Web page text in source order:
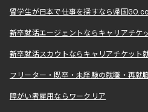
留学生が日本で仕事を探すなら帰国
新卒就活エージェントならキャリアチケ
新卒就活スカウトならキャリアチケット
フリーター・既卒・未経験の就職・再就
障がい者雇用ならワークリア